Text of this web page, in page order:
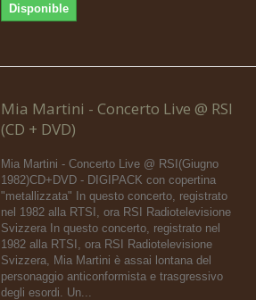
Disponible
Mia Martini - Concerto Live @ RSI
(CD + DVD)
Mia Martini - Concerto Live @ RSI(Giugno
1982)CD+DVD - DIGIPACK con copertina
"metallizzata" In questo concerto, registrato
nel 1982 alla RTSI, ora RSI Radiotelevisione
Svizzera In questo concerto, registrato nel
1982 alla RTSI, ora RSI Radiotelevisione
Svizzera, Mia Martini è assai lontana del
personaggio anticonformista e trasgressivo
degli esordi. Un...